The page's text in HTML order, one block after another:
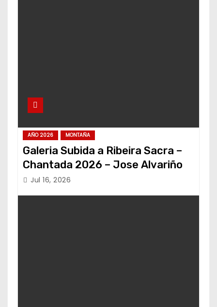
AÑO 2026 MONTAÑA
Galeria Subida a Ribeira Sacra –
Chantada 2026 – Jose Alvariño
Jul 16, 2026